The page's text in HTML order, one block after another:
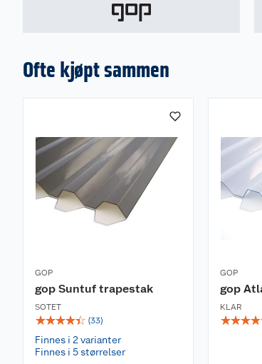
Ofte kjøpt sammen
GOP
gop Suntuf trapestak
SOTET
☆☆☆☆☆ (33)
Finnes i 2 varianter
Finnes i 5 størrelser
GOP
gop
KLAR
☆☆☆☆